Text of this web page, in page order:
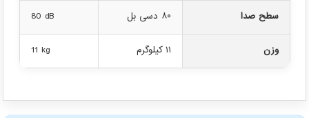
سطح صدا ۸۰ دسی بل 80 dB
وزن ۱۱ کیلوگرم 11 kg